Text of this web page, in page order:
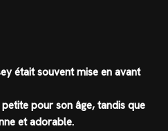
était souvent mise en avant
pour son âge, tandis que
et adorable.